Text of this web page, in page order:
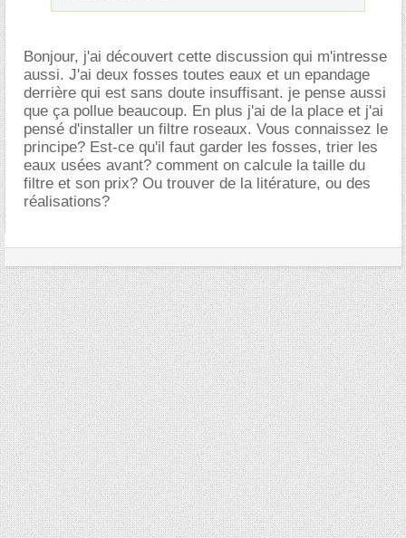
Bonjour, j'ai découvert cette discussion qui m'intresse
aussi. J'ai deux fosses toutes eaux et un epandage
derrière qui est sans doute insuffisant. je pense aussi
que ça pollue beaucoup. En plus j'ai de la place et j'ai
pensé d'installer un filtre roseaux. Vous connaissez le
principe? Est-ce qu'il faut garder les fosses, trier les
eaux usées avant? comment on calcule la taille du
filtre et son prix? Ou trouver de la litérature, ou des
réalisations?